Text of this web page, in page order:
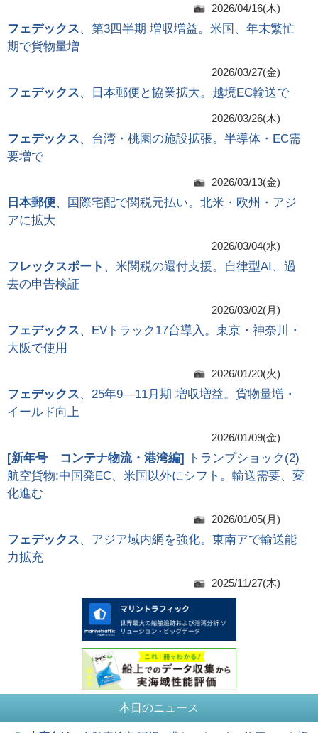
2026/04/16(木)
フェデックス、第3四半期 増収増益。米国、年末繁忙
期で貨物量増
2026/03/27(金)
フェデックス、日本郵便と協業拡大。越境EC輸送で
2026/03/26(木)
フェデックス、台湾・桃園の施設拡張。半導体・EC需
要増で
2026/03/13(金)
日本郵便、国際宅配で関税元払い。北米・欧州・アジ
アに拡大
2026/03/04(水)
フレックスポート 、米関税の還付支援。自律型AI、過
去の申告検証
2026/03/02(月)
フェデックス、EVトラック17台導入。東京・神奈川・
大阪で使用
2026/01/20(火)
フェデックス、25年9―11月期 増収増益。貨物量増・
イールド向上
2026/01/09(金)
[新年号 コンテナ物流・港湾編]
トランプショック(2)
航空貨物:中国発EC、米国以外にシフト。輸送需要、変
化進む
2026/01/05(月)
フェデックス、アジア域内網を強化。東南アで輸送能
力拡充
2025/11/27(木)
本日のニュース